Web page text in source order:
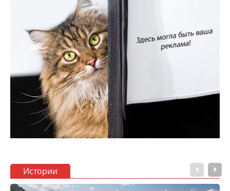
Истории